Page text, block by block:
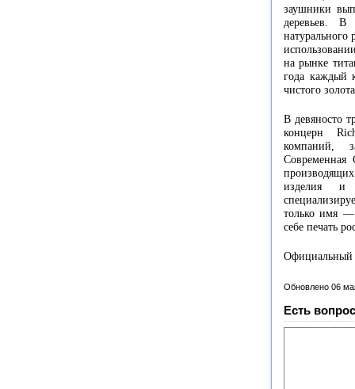
заушники
деревьев. В
на рынке
года каждый
чистого
В девяносто
концерн
компаний,
Современная
изделия и
только имя —
себе печать
Официальный
Обновлено 06
Есть